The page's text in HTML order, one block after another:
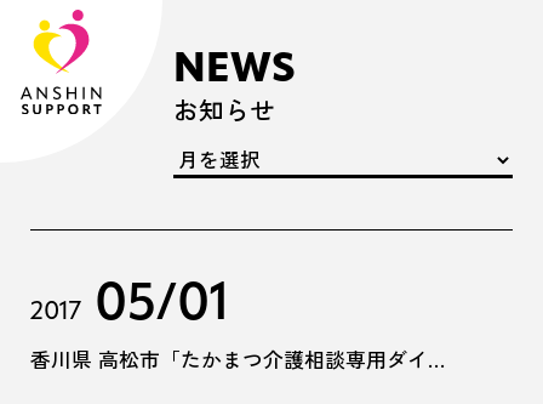
NEWS
お知らせ
2017 05/01
香川県 高松市「たかまつ介護相談専用ダイヤル」業務委託